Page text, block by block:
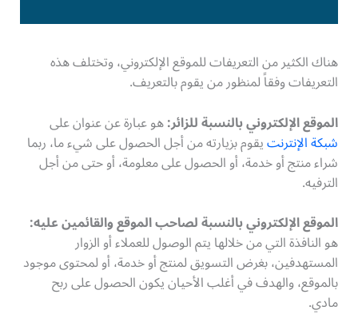
هناك الكثير من التعريفات للموقع الإلكتروني، وتختلف هذه
التعريفات وفقاً لمنظور من يقوم بالتعريف.
الموقع الإلكتروني بالنسبة للزائر:هو عبارة عن عنوان على
شبكة الإنترنتيقوم بزيارته من أجل الحصول على شيء ما، ربما
شراء منتج أو خدمة، أو الحصول على معلومة، أو حتى من أجل
الترفيه.
الموقع الإلكتروني بالنسبة لصاحب الموقع والقائمين عليه:
هو النافذة التي من خلالها يتم الوصول للعملاء أو الزوار
المستهدفين، بغرض التسويق لمنتج أو خدمة، أو لمحتوى موجود
بالموقع، والهدف في أغلب الأحيان يكون الحصول على ربح
مادي.